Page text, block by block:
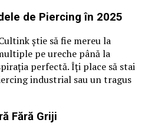
de Piercing în 2025
știe să fie mereu la
pe ureche până la
perfectă. Îți place să stai
industrial sau un tragus
Fără Griji